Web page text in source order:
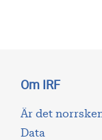
Om IRF
Är det
Data